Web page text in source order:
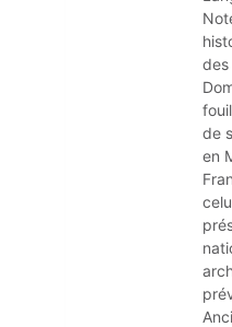
CRÉATHÈQUE
JOUER EN
MAO -
PORTAGE À
BOÎTES DE
POUR LES PROS
TOUS LES
PROLONGER -
EN CAS DE
MON COMPTE
POUR LES PROS
des
de
en